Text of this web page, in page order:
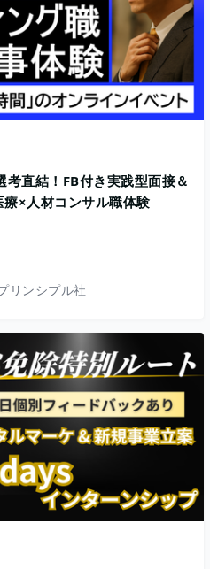
考直結！FB付き実践型面接＆
×人材コンサル職体験
リンシプル社